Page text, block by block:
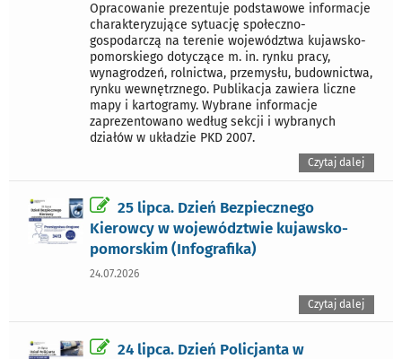
Opracowanie prezentuje podstawowe informacje
charakteryzujące sytuację społeczno-
gospodarczą na terenie województwa kujawsko-
pomorskiego dotyczące m. in. rynku pracy,
wynagrodzeń, rolnictwa, przemysłu, budownictwa,
rynku wewnętrznego. Publikacja zawiera liczne
mapy i kartogramy. Wybrane informacje
zaprezentowano według sekcji i wybranych
działów w układzie PKD 2007.
Czytaj dalej
25 lipca. Dzień Bezpiecznego
Kierowcy w województwie kujawsko-
pomorskim (Infografika)
24.07.2026
Czytaj dalej
24 lipca. Dzień Policjanta w